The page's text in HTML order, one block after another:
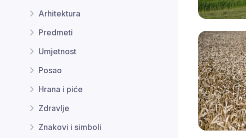
Arhitektura
Predmeti
Umjetnost
Posao
Hrana i piće
Zdravlje
Znakovi i simboli